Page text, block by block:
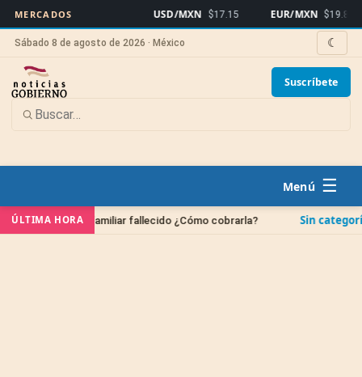
MERCADOS USD/MXN $17.15 EUR/MXN $19.82
Sábado 8 de agosto de 2026 · México ☾
Suscríbete
☰
ÚLTIMA HORA
de un familiar fallecido ¿Cómo cobrarla? Sin categoría